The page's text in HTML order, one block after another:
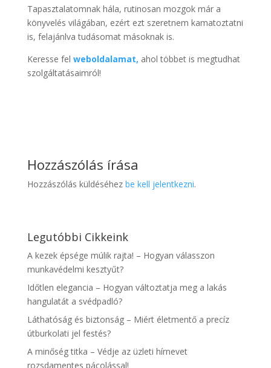
Tapasztalatomnak hála, rutinosan mozgok már a
könyvelés világában, ezért ezt szeretnem kamatoztatni
is, felajánlva tudásomat másoknak is.
Keresse fel weboldalamat, ahol többet is megtudhat
szolgáltatásaimról!
Hozzászólás írása
Hozzászólás küldéséhez be kell jelentkezni.
Legutóbbi Cikkeink
A kezek épsége múlik rajta! – Hogyan válasszon
munkavédelmi kesztyűt?
Időtlen elegancia – Hogyan változtatja meg a lakás
hangulatát a svédpadló?
Láthatóság és biztonság – Miért életmentő a precíz
útburkolati jel festés?
A minőség titka – Védje az üzleti hírnevet
rozsdamentes pácolással!